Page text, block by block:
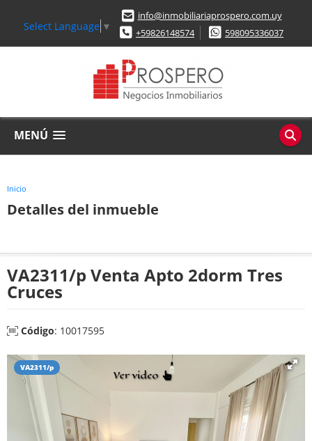
Select Language ▼
info@inmobiliariaprospero.com.uy
+59826148574
598095336037
MENÚ
Inicio
Detalles del inmueble
VA2311/p Venta Apto 2dorm Tres
Cruces
Código: 10017595
VA2311/p